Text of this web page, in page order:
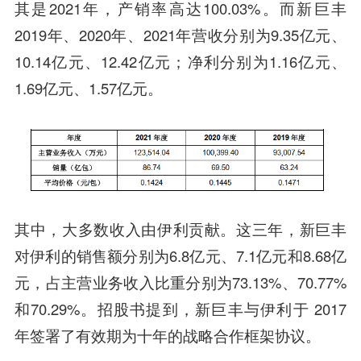
其是2021年，产销率高达100.03%。而新巨丰
2019年、2020年、2021年营收分别为9.35亿元、
10.14亿元、12.42亿元；净利分别为1.16亿元、
1.69亿元、1.57亿元。
其中，大多数收入由伊利贡献。这三年，新巨丰
对伊利的销售额分别为6.8亿元、7.1亿元和8.68亿
元，占主营业务收入比重分别为73.13%、70.77%
和70.29%。招股书提到，新巨丰与伊利于 2017
年签署了有效期为十年的战略合作框架协议。